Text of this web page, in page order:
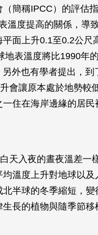
簡稱IPCC）的評估
溫度提高的關係，導
面上升0.1至0.2公尺
表溫度將比1990年
外也有學者提出，
會讓原本處於地勢較
住在海岸邊緣的居
天入夜的晝夜溫差一
溫度上升對地球以
半球的冬季縮短，變
長的植物與隨季節